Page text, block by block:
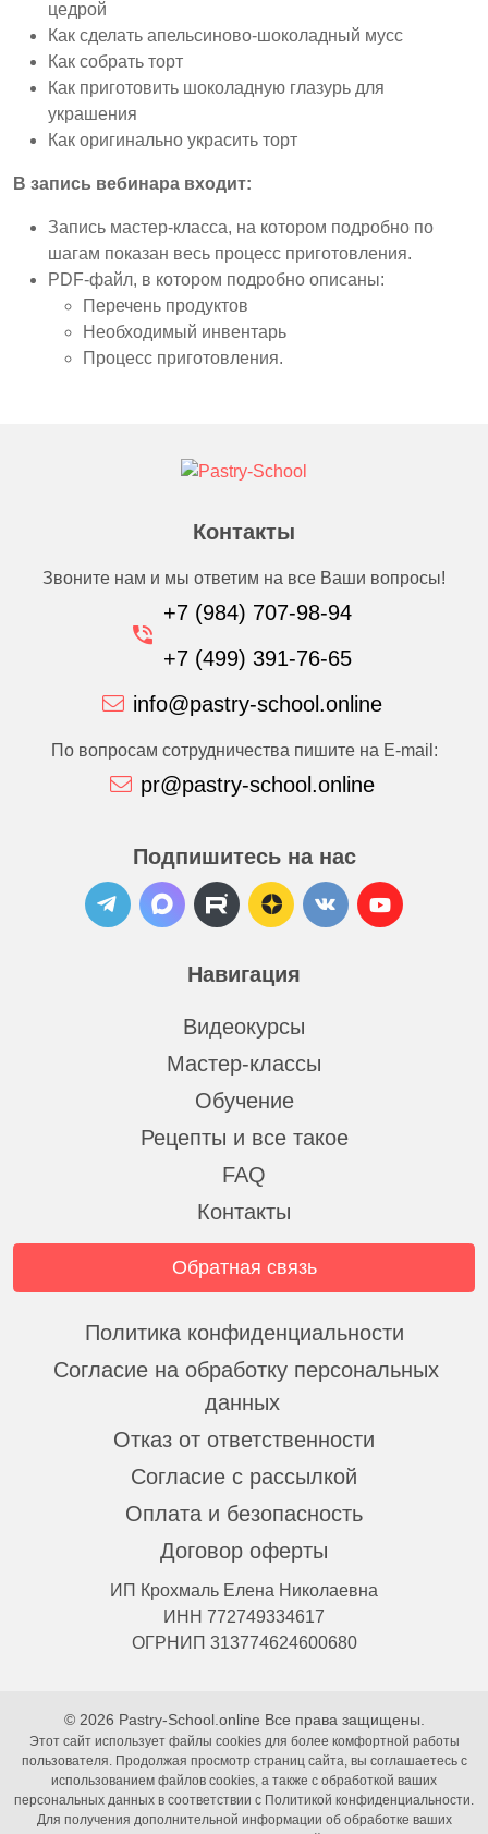
цедрой
Как сделать апельсиново-шоколадный мусс
Как собрать торт
Как приготовить шоколадную глазурь для
украшения
Как оригинально украсить торт
В запись вебинара входит:
Запись мастер-класса, на котором подробно по
шагам показан весь процесс приготовления.
PDF-файл, в котором подробно описаны:
Перечень продуктов
Необходимый инвентарь
Процесс приготовления.
Навигация
Видеокурсы
Мастер-классы
Обучение
Рецепты и все такое
FAQ
Контакты
Контакты
Звоните нам и мы ответим на все Ваши вопросы!
+7 (984) 707-98-94
+7 (499) 391-76-65
info@pastry-school.online
По вопросам сотрудничества пишите на E-mail:
pr@pastry-school.online
Подпишитесь на нас
Обратная связь
Политика конфиденциальности
Согласие на обработку персональных
данных
Отказ от ответственности
Согласие с рассылкой
Оплата и безопасность
Договор оферты
ИП Крохмаль Елена Николаевна
ИНН 772749334617
ОГРНИП 313774624600680
© 2026 Pastry-School.online Все права защищены.
Этот сайт использует файлы cookies для более комфортной работы
пользователя. Продолжая просмотр страниц сайта, вы соглашаетесь с
использованием файлов cookies, а также с обработкой ваших
персональных данных в соответствии с Политикой конфиденциальности.
Для получения дополнительной информации об обработке ваших